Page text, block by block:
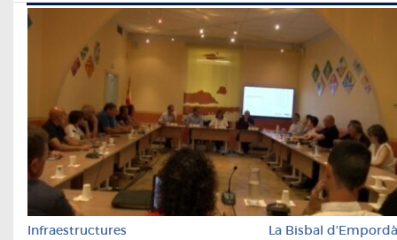
Infraestructures La Bisbal d'Empordà